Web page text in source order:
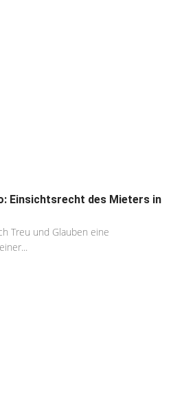
Einsichtsrecht des Mieters in
Treu und Glauben eine